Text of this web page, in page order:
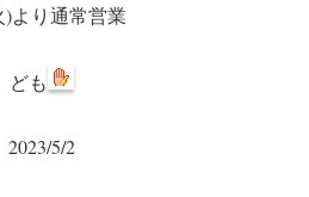
)より通常営業
ども
2023/5/2